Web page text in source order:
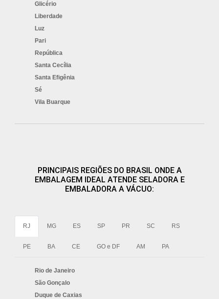
Glicério
Liberdade
Luz
Pari
República
Santa Cecília
Santa Efigênia
Sé
Vila Buarque
PRINCIPAIS REGIÕES DO BRASIL ONDE A
EMBALAGEM IDEAL ATENDE SELADORA E
EMBALADORA A VÁCUO:
RJ MG ES SP PR SC RS
PE BA CE GO e DF AM PA
Rio de Janeiro
São Gonçalo
Duque de Caxias